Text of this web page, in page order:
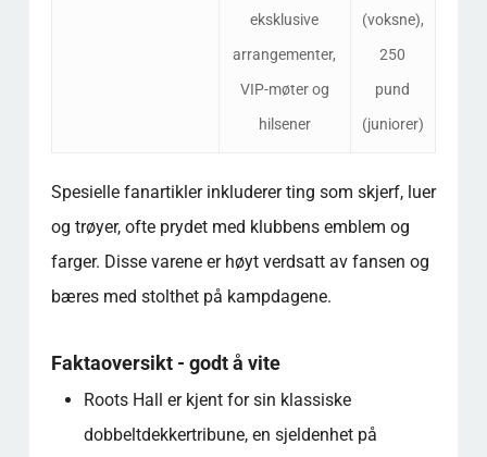
eksklusive
arrangementer,
VIP-møter og
hilsener
(voksne),
250
pund
(juniorer)
Spesielle fanartikler inkluderer ting som skjerf, luer
og trøyer, ofte prydet med klubbens emblem og
farger. Disse varene er høyt verdsatt av fansen og
bæres med stolthet på kampdagene.
Faktaoversikt - godt å vite
Roots Hall er kjent for sin klassiske
dobbeltdekkertribune, en sjeldenhet på